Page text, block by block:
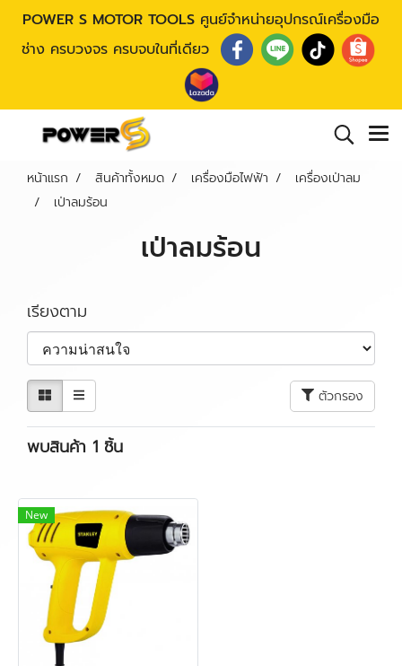
POWER S MOTOR TOOLS ศูนย์จำหน่ายอุปกรณ์เครื่องมือ
ช่าง ครบวงจร ครบจบในที่เดียว
หน้าแรก สินค้าทั้งหมด เครื่องมือไฟฟ้า
เครื่องเป่าลม
เป่าลมร้อน
เป่าลมร้อน
เรียงตาม
ตัวกรอง
พบสินค้า 1 ชิ้น
New